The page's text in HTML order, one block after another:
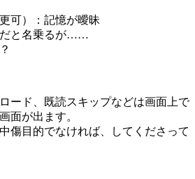
可）：記憶が曖昧
だと名乗るが……
ード、既読スキップなどは画面上で
面が出ます。
傷目的でなければ、してくださって